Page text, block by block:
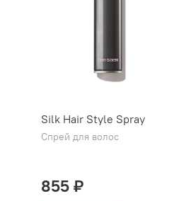
Silk Hair Style Spray
Спрей для волос
855 ₽